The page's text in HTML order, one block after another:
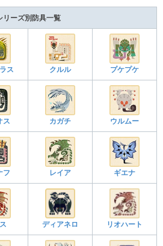
リーズ別防具一覧
ス クルル プケプケ
ス カガチ ウルムー
フ レイア ギエナ
ディアネロ リオハート